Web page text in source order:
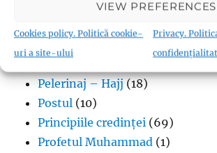
VIEW PREFERENCES
Cookies policy. Politică cookie-
uri a site-ului
Privacy.
Musulmanul și societatea(15)
Pelerinaj – Hajj(18)
Postul (10)
Principiile credinței (69)
Profetul Muhammad (1)